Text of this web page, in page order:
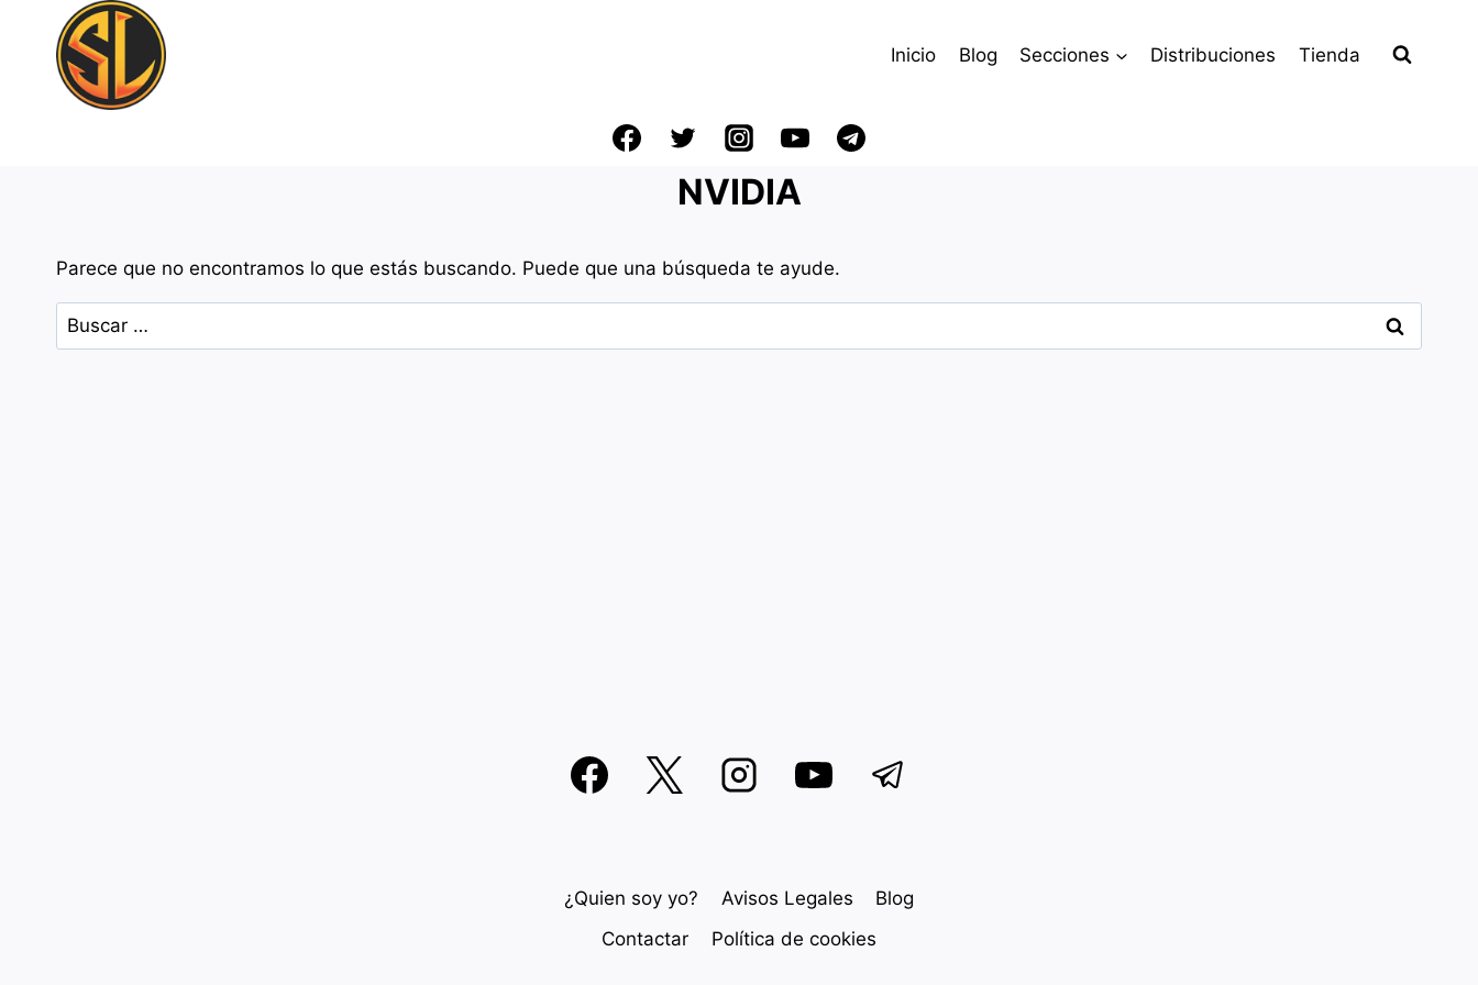
contenido
Inicio Blog Secciones Distribuciones Tienda
NVIDIA
Parece que no encontramos lo que estás buscando. Puede que una búsqueda te ayude.
Buscar:
¿Quien soy yo? Avisos Legales
Blog
Contactar
Política de cookies